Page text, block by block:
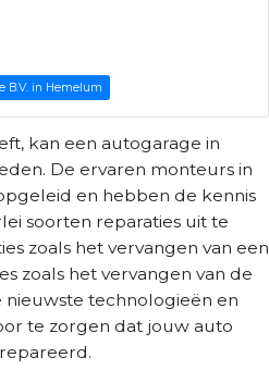
B.V. in Hemelum
kan een autogarage in
De ervaren monteurs in
en hebben de kennis
soorten reparaties uit te
zoals het vervangen van een
zoals het vervangen van de
technologieën en
te zorgen dat jouw auto